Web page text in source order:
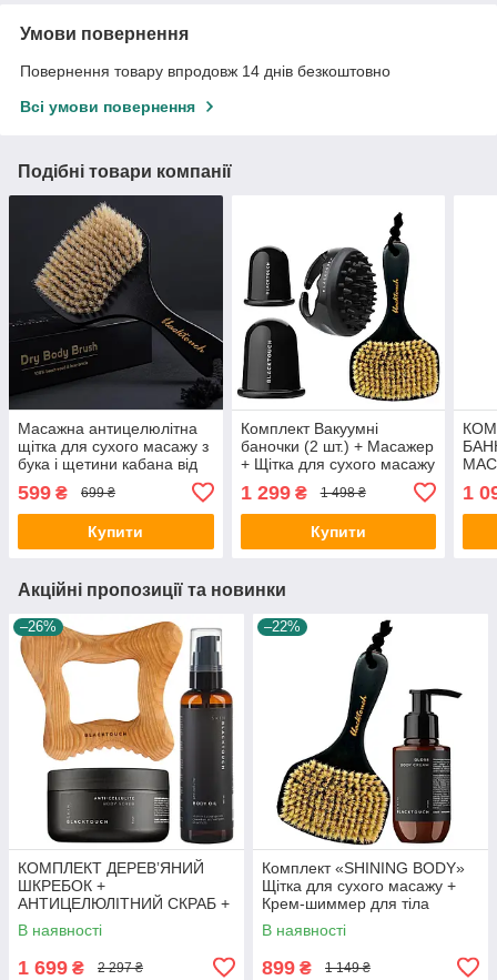
Умови повернення
Повернення товару впродовж 14 днів безкоштовно
Всі умови повернення
Подібні товари компанії
Масажна антицелюлітна
щітка для сухого масажу з
бука і щетини кабана від
599 ₴ 699 ₴
Купити
Комплект Вакуумні
баночки (2 шт.) + Масажер
+ Щітка для сухого масажу
1 299₴ 1 498 ₴
Купити
1
Акційні пропозиції та новинки
–26%
КОМПЛЕКТ ДЕРЕВʼЯНИЙ
ШКРЕБОК +
АНТИЦЕЛЮЛІТНИЙ СКРАБ +
ОЛІЯ ДЛЯ МАСАЖУ ТІЛА
В наявності
1 699 ₴ 2 297 ₴
–22%
Комплект «SHINING BODY»
Щітка для сухого масажу +
Крем-шиммер для тіла
В наявності
899 ₴ 1 149 ₴